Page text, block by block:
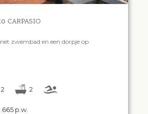
CARPASIO
zwembad en een dorpje op
2 2
p.w.